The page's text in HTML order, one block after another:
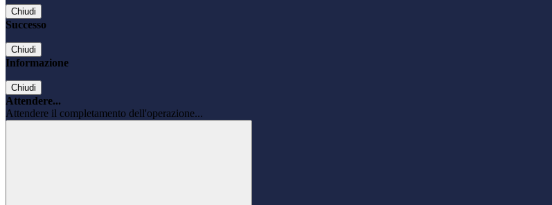
Chiudi
Successo
Chiudi
Informazione
Chiudi
Attendere...
Attendere il completamento dell'operazione...